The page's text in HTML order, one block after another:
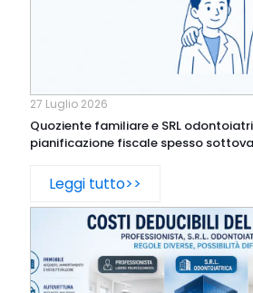
27 Luglio 2026
Quoziente familiare e SRL
pianificazione fiscale spesso
Leggi tutto>>